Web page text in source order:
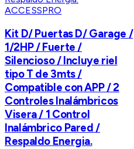
ACCESSPRO
Kit D/ Puertas D/ Garage /
1/2HP / Fuerte /
Silencioso / Incluye riel
tipo T de 3mts /
Compatible con APP / 2
Controles Inalámbricos
Visera / 1 Control
Inalámbrico Pared /
Respaldo Energia.